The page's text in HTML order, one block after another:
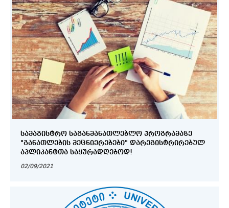
ᲡᲐᲛᲐᲒᲘᲡᲢᲠᲝ ᲡᲐᲒᲐᲜᲛᲐᲜᲐᲗᲚᲔᲑᲚᲝ ᲞᲠᲝᲒᲠᲐᲛᲐᲖᲔ
"ᲒᲐᲜᲐᲗᲚᲔᲑᲘᲡ ᲛᲔᲪᲜᲘᲔᲠᲔᲑᲔᲑᲘ" ᲓᲐᲠᲔᲒᲘᲡᲢᲠᲘᲠᲔᲑᲣᲚ
ᲐᲞᲚᲘᲙᲐᲜᲢᲗᲐ ᲡᲐᲧᲣᲠᲐᲓᲦᲔᲑᲝᲓ!
02/09/2021